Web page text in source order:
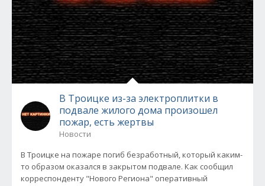
В Троицке из-за электроплитки в
подвале жилого дома произошел
пожар, есть жертвы
Новости
В Троицке на пожаре погиб безработный, который каким-
то образом оказался в закрытом подвале. Как сообщил
корреспонденту "Нового Региона" оперативный